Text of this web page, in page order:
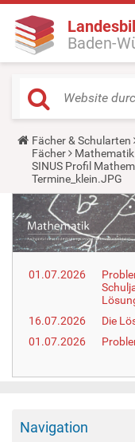
Baden-
Y
o
u
a
r
e
h
e
r
e
Fächer & Schularten
Fächer
Mathematik
SINUS Profil
Termine_klein.JPG
01.07.2026
16.07.2026
Die
01.07.2026
Navigation